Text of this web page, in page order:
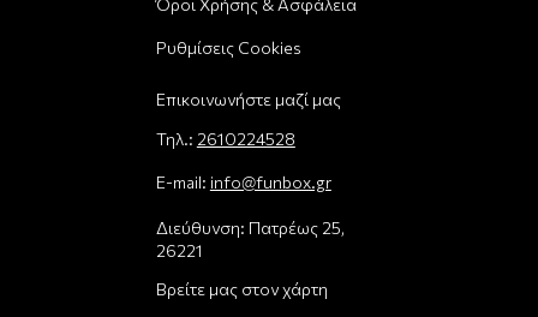
Όροι Χρήσης & Ασφάλεια
Ρυθμίσεις Cookies
Επικοινωνήστε μαζί μας
Τηλ.: 2610224528
E-mail: info@funbox.gr
Διεύθυνση: Πατρέως 25,
26221
Βρείτε μας στον χάρτη